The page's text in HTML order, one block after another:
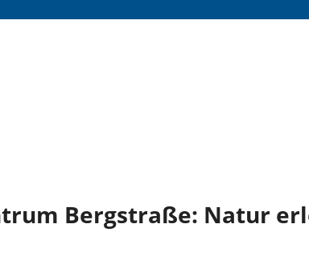
Bergstraße: Natur